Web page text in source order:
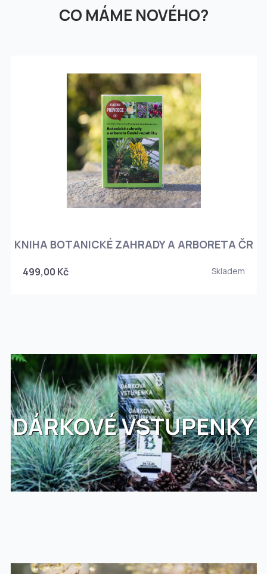
CO MÁME NOVÉHO?
KNIHA BOTANICKÉ ZAHRADY A ARBORETA ČR
499,00 Kč Skladem
DÁRKOVÉ VSTUPENKY